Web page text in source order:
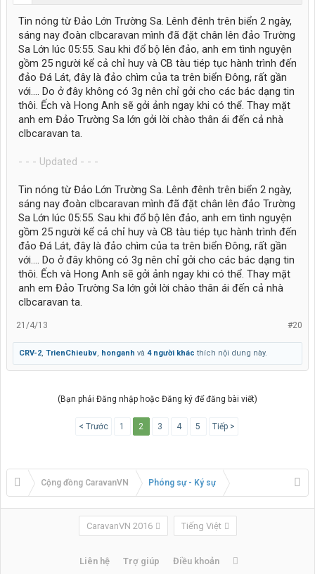
Tin nóng từ Đảo Lớn Trường Sa. Lênh đênh trên biển 2 ngày,
sáng nay đoàn clbcaravan mình đã đặt chân lên đảo Trường
Sa Lớn lúc 05:55. Sau khi đổ bộ lên đảo, anh em tình nguyện
gồm 25 người kể cả chỉ huy và CB tàu tiép tục hành trình đến
đảo Đá Lát, đây là đảo chìm của ta trên biển Đông, rất gần
với.... Do ở đây không có 3g nên chỉ gởi cho các bác dạng tin
thôi. Ếch và Hong Anh sẽ gởi ảnh ngay khi có thể. Thay mặt
anh em Đảo Trường Sa lớn gởi lời chào thân ái đến cả nhà
clbcaravan ta.
- - - Updated - - -
Tin nóng từ Đảo Lớn Trường Sa. Lênh đênh trên biển 2 ngày,
sáng nay đoàn clbcaravan mình đã đặt chân lên đảo Trường
Sa Lớn lúc 05:55. Sau khi đổ bộ lên đảo, anh em tình nguyện
gồm 25 người kể cả chỉ huy và CB tàu tiép tục hành trình đến
đảo Đá Lát, đây là đảo chìm của ta trên biển Đông, rất gần
với.... Do ở đây không có 3g nên chỉ gởi cho các bác dạng tin
thôi. Ếch và Hong Anh sẽ gởi ảnh ngay khi có thể. Thay mặt
anh em Đảo Trường Sa lớn gởi lời chào thân ái đến cả nhà
clbcaravan ta.
#20
21/4/13
CRV-2, TrienChieubv, honganh và 4 người khác thích nội dung này.
(Bạn phải Đăng nhập hoặc Đăng ký để đăng bài viết)
< Trước 1 2 3 4 5 Tiếp >
Cộng đồng CaravanVN Phóng sự - Ký sự
CaravanVN 2016 Tiếng Việt
Liên hệ Trợ giúp Điều khoản